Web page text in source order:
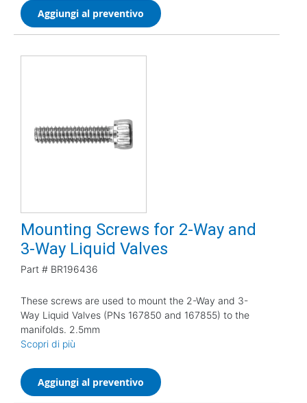
Aggiungi al preventivo
Mounting Screws for 2-Way and
3-Way Liquid Valves
Part # BR196436
These screws are used to mount the 2-Way and 3-
Way Liquid Valves (PNs 167850 and 167855) to the
manifolds. 2.5mm
Scopri di più
Aggiungi al preventivo